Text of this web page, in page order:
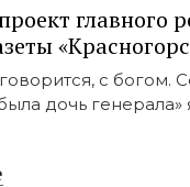
главного
с богом.
дочь